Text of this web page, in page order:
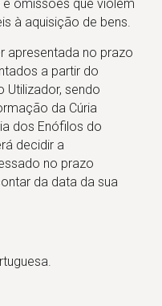
omissões que violem
à aquisição de bens.
apresentada no prazo
a partir do
sendo
da Cúria
dos Enófilos do
decidir a
no prazo
da data da sua